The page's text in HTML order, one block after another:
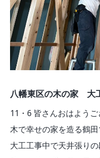
スタッフ紹介
ブログ
お知らせ
お問い合わせ・資料
SNS
八幡東区の木の家 大
11・6 皆さんおはよう
木で幸せの家を造る鶴
大工工事中で天井張り